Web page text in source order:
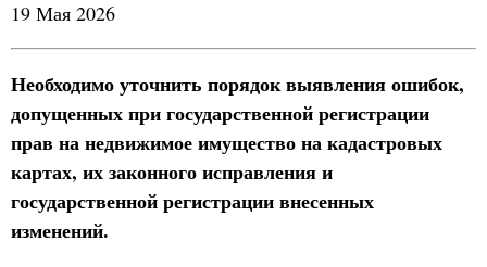
19 Мая 2026
Необходимо уточнить порядок выявления ошибок,
допущенных при государственной регистрации
прав на недвижимое имущество на кадастровых
картах, их законного исправления и
государственной регистрации внесенных
изменений.